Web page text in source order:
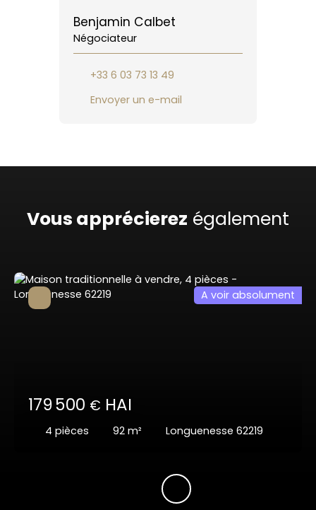
Benjamin Calbet
Négociateur
+33 6 03 73 13 49
Envoyer un e-mail
Vous apprécierez également
179 500 € HAI
4 pièces 92 m² Longuenesse 62219
A voir absolument